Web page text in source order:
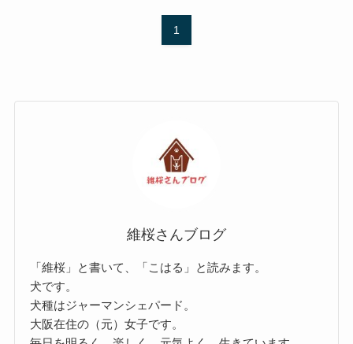
1
維桜さんブログ
「維桜」と書いて、「こはる」と読みます。
犬です。
犬種はジャーマンシェパード。
大阪在住の（元）女子です。